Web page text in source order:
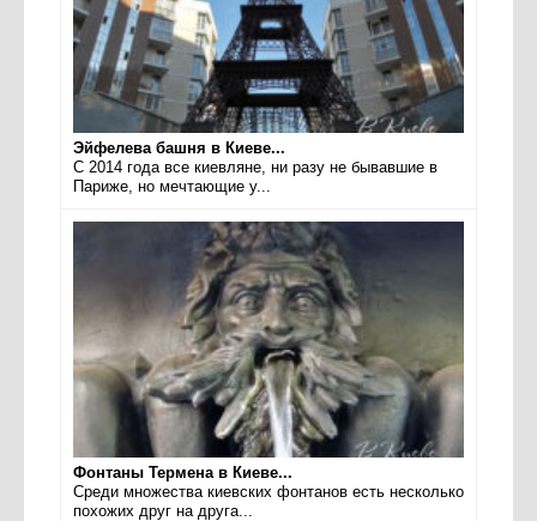
Эйфелева башня в Киеве...
С 2014 года все киевляне, ни разу не бывавшие в
Париже, но мечтающие у...
Фонтаны Термена в Киеве...
Среди множества киевских фонтанов есть несколько
похожих друг на друга...